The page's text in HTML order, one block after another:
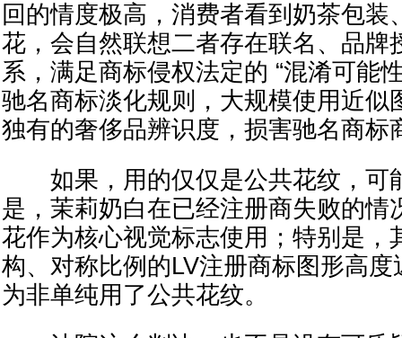
回的情度极高，消费者看到奶茶包装
花，会自然联想二者存在联名、品牌
系，满足商标侵权法定的 “混淆可能
驰名商标淡化规则，大规模使用近似
独有的奢侈品辨识度，损害驰名商标
如果，用的仅仅是公共花纹，可
是，茉莉奶白在已经注册商失败的情
花作为核心视觉标志使用；特别是，
构、对称比例的LV注册商标图形高
为非单纯用了公共花纹。